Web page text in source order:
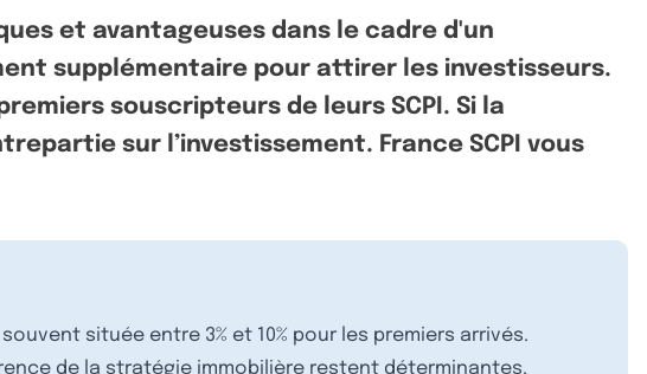
et avantageuses dans le cadre d'un
supplémentaire pour attirer les investisseurs.
souscripteurs de leurs SCPI. Si la
sur l’investissement. France SCPI vous
située entre 3% et 10% pour les premiers arrivés.
de la stratégie immobilière restent déterminantes.